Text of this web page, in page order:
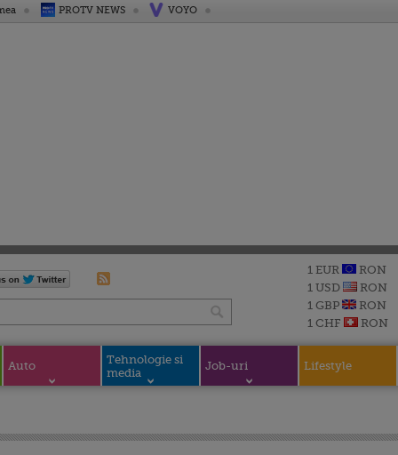
PROTV NEWS VOYO
1 EUR
RON
1 USD
RON
1 GBP
RON
1 CHF
RON
Auto
Tehnologie si
media
Job-uri Lifestyle